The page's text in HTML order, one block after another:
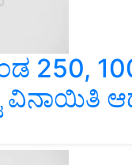
250,
ವಿನಾಯಿತಿ